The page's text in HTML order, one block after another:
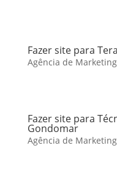
Fazer site para
Agência de
Fazer site para
Gondomar
Agência de